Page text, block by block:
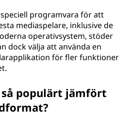
programvara för att
mediaspelare, inklusive de
operativsystem, stöder
dock välja att använda en
för fler funktioner
populärt jämfört